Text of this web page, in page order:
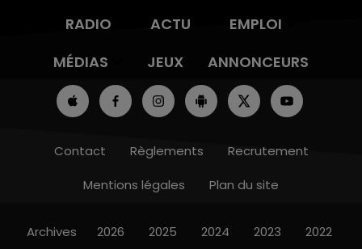
RADIO ACTU
EMPLOI
MÉDIAS
JEUX ANNONCEURS
Contact Règlements
Recrutement
Mentions légales
Plan du site
Archives 2026 2025 2024 2023 2022